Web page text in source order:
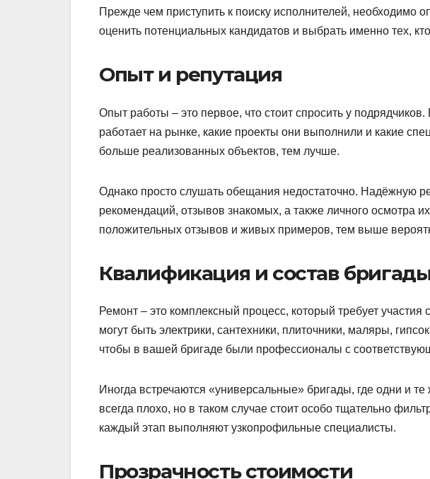
Прежде чем приступить к поиску исполнителей, необходимо
оценить потенциальных кандидатов и выбрать именно тех,
Опыт и репутация
Опыт работы – это первое, что стоит спросить у подрядчиков.
работает на рынке, какие проекты они выполнили и какие
больше реализованных объектов, тем лучше.
Однако просто слушать обещания недостаточно. Надёжную
рекомендаций, отзывов знакомых, а также личного осмотра
положительных отзывов и живых примеров, тем выше
Квалификация и состав
Ремонт – это комплексный процесс, который требует
могут быть электрики, сантехники, плиточники, маляры,
чтобы в вашей бригаде были профессионалы с
Иногда встречаются «универсальные» бригады, где одни и
всегда плохо, но в таком случае стоит особо тщательно
каждый этап выполняют узкопрофильные специалисты.
Прозрачность стоимости